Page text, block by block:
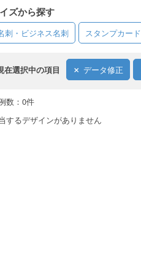
ズから探す
刺・ビジネス名刺 スタンプカード
在選択中の項目 データ修正
数：0件
するデザインがありません